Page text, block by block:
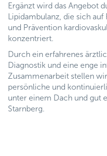
Ergänzt wird das Angebot
Lipidambulanz, die sich
und Prävention
konzentriert.
Durch ein erfahrenes
Diagnostik und eine enge
Zusammenarbeit stellen
persönliche und
unter einem Dach und gut
Starnberg.